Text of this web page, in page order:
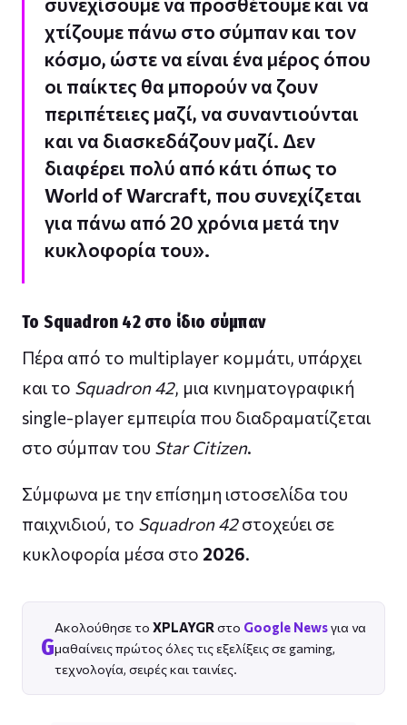
χτίζουμε πάνω στο σύμπαν και τον
κόσμο, ώστε να είναι ένα μέρος όπου
οι παίκτες θα μπορούν να ζουν
περιπέτειες μαζί, να συναντιούνται
και να διασκεδάζουν μαζί. Δεν
διαφέρει πολύ από κάτι όπως το
World of Warcraft, που συνεχίζεται
για πάνω από 20 χρόνια μετά την
κυκλοφορία του».
Το Squadron 42 στο ίδιο σύμπαν
Πέρα από το multiplayer κομμάτι, υπάρχει
και το Squadron 42, μια κινηματογραφική
single-player εμπειρία που διαδραματίζεται
στο σύμπαν του Star Citizen.
Σύμφωνα με την επίσημη ιστοσελίδα του
παιχνιδιού, το Squadron 42στοχεύει σε
κυκλοφορία μέσα στο 2026.
G
Ακολούθησε το XPLAYGR στο Google Newsγια να
μαθαίνεις πρώτος όλες τις εξελίξεις σε gaming,
τεχνολογία, σειρές και ταινίες.